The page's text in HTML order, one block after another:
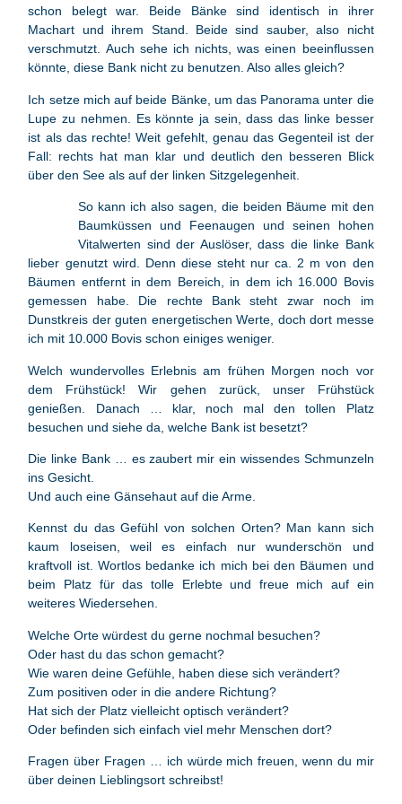
schon belegt war. Beide Bänke sind identisch in ihrer
Machart und ihrem Stand. Beide sind sauber, also nicht
verschmutzt. Auch sehe ich nichts, was einen beeinflussen
könnte, diese Bank nicht zu benutzen. Also alles gleich?
Ich setze mich auf beide Bänke, um das Panorama unter die
Lupe zu nehmen. Es könnte ja sein, dass das linke besser
ist als das rechte! Weit gefehlt, genau das Gegenteil ist der
Fall: rechts hat man klar und deutlich den besseren Blick
über den See als auf der linken Sitzgelegenheit.
So kann ich also sagen, die beiden Bäume mit den
Baumküssen und Feenaugen und seinen hohen
Vitalwerten sind der Auslöser, dass die linke Bank
lieber genutzt wird. Denn diese steht nur ca. 2 m von den
Bäumen entfernt in dem Bereich, in dem ich 16.000 Bovis
gemessen habe. Die rechte Bank steht zwar noch im
Dunstkreis der guten energetischen Werte, doch dort messe
ich mit 10.000 Bovis schon einiges weniger.
Welch wundervolles Erlebnis am frühen Morgen noch vor
dem Frühstück! Wir gehen zurück, unser Frühstück
genießen. Danach … klar, noch mal den tollen Platz
besuchen und siehe da, welche Bank ist besetzt?
Die linke Bank … es zaubert mir ein wissendes Schmunzeln
ins Gesicht.
Und auch eine Gänsehaut auf die Arme.
Kennst du das Gefühl von solchen Orten? Man kann sich
kaum loseisen, weil es einfach nur wunderschön und
kraftvoll ist. Wortlos bedanke ich mich bei den Bäumen und
beim Platz für das tolle Erlebte und freue mich auf ein
weiteres Wiedersehen.
Welche Orte würdest du gerne nochmal besuchen?
Oder hast du das schon gemacht?
Wie waren deine Gefühle, haben diese sich verändert?
Zum positiven oder in die andere Richtung?
Hat sich der Platz vielleicht optisch verändert?
Oder befinden sich einfach viel mehr Menschen dort?
Fragen über Fragen … ich würde mich freuen, wenn du mir
über deinen Lieblingsort schreibst!